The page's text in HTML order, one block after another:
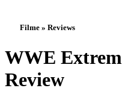
Filme » Reviews
WWE
Review